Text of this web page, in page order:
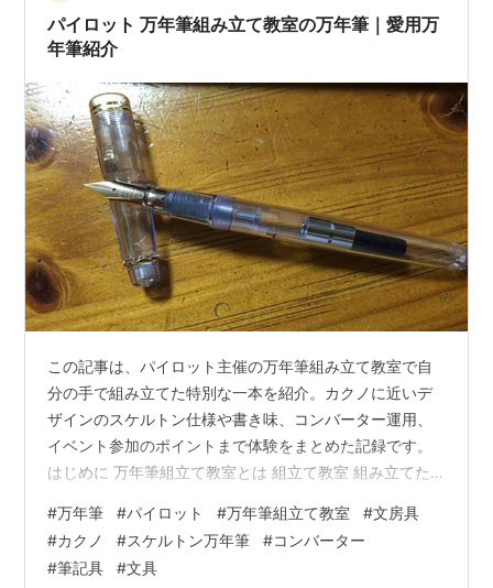
パイロット 万年筆組み立て教室の万年筆｜愛用万
年筆紹介
この記事は、パイロット主催の万年筆組み立て教室で自
分の手で組み立てた特別な一本を紹介。カクノに近いデ
ザインのスケルトン仕様や書き味、コンバーター運用、
イベント参加のポイントまで体験をまとめた記録です。
はじめに 万年筆組立て教室とは 組立て教室 組み立てた
め 関連記事 はじめに 引き出しを整理していると、忘れ
ていた万年筆がひょっこり姿を見せる。 今日はその中か
ら、パイロットの万年筆組み立て教室で自分の手で組み
#万年筆 #パイロット #万年筆組立て教室 #文房具
#カクノ #スケルトン万年筆 #コンバーター
#筆記具 #文具